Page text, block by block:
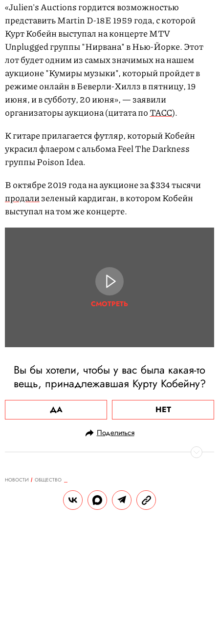
«Julien's Auctions гордится возможностью
представить Martin D-18E 1959 года, с которой
Курт Кобейн выступал на концерте MTV
Unplugged группы "Нирвана" в Нью-Йорке. Этот
лот будет одним из самых значимых на нашем
аукционе "Кумиры музыки", который пройдет в
режиме онлайн в Беверли-Хиллз в пятницу, 19
июня, и в субботу, 20 июня», — заявили
организаторы аукциона (цитата поТАСС).
К гитаре прилагается футляр, который Кобейн
украсил флаером с альбома Feel The Darkness
группы Poison Idea.
В октябре 2019 года на аукционе за $334 тысячи
продализеленый кардиган, в котором Кобейн
выступал на том же концерте.
СМОТРЕТЬ
Вы бы хотели, чтобы у вас была какая-то
вещь, принадлежавшая Курту Кобейну?
ДА НЕТ
Поделиться
НОВОСТИ
ОБЩЕСТВО
ОБНОВЛЕНО 15.02.2026, 13:12
«Не спрашивайте меня. Спросите